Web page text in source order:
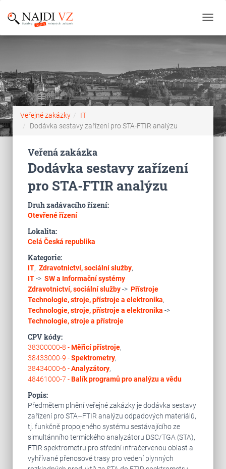
Veřejné zakázky
IT
Dodávka sestavy zařízení pro STA-FTIR analýzu
Veřená zakázka
Dodávka sestavy zařízení
pro STA-FTIR analýzu
Druh zadávacího řízení:
Otevřené řízení
Lokalita:
Celá Česká republika
Kategorie:
IT, Zdravotnictví, sociální služby,
IT-> SW a Informační systémy
Zdravotnictví, sociální služby-> Přístroje
Technologie, stroje, přístroje a elektronika,
Technologie, stroje, přístroje a elektronika ->
Technologie, stroje a přístroje
CPV kódy:
38300000-8 -Měřicí přístroje,
38433000-9 -Spektrometry,
38434000-6 -Analyzátory,
48461000-7 -Balík programů pro analýzu a vědu
Popis:
Předmětem plnění veřejné zakázky je dodávka sestavy
zařízení pro STA–FTIR analýzu odpadových materiálů,
tj. funkčně propojeného systému sestávajícího ze
simultánního termického analyzátoru DSC/TGA (STA),
FTIR spektrometru pro střední infračervenou oblast a
vyhřívané přenosové trasy pro vedení plynných